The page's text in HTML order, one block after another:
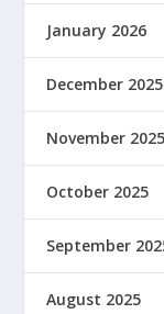
January 2026
December 2025
November 2025
October 2025
September
August 2025